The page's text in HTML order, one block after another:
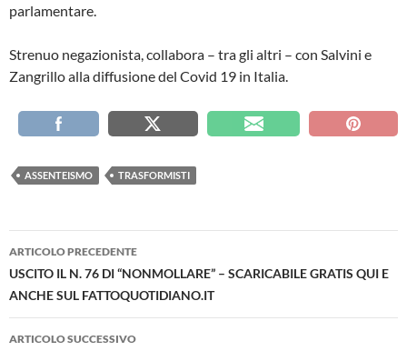
parlamentare.
Strenuo negazionista, collabora – tra gli altri – con Salvini e
Zangrillo alla diffusione del Covid 19 in Italia.
ASSENTEISMO TRASFORMISTI
Navigazione
articolo
ARTICOLO PRECEDENTE
USCITO IL N. 76 DI “NONMOLLARE” – SCARICABILE GRATIS QUI E
ANCHE SUL FATTOQUOTIDIANO.IT
ARTICOLO SUCCESSIVO